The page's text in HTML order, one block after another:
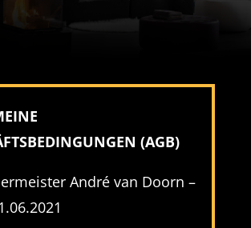
(AGB)
André van Doorn –